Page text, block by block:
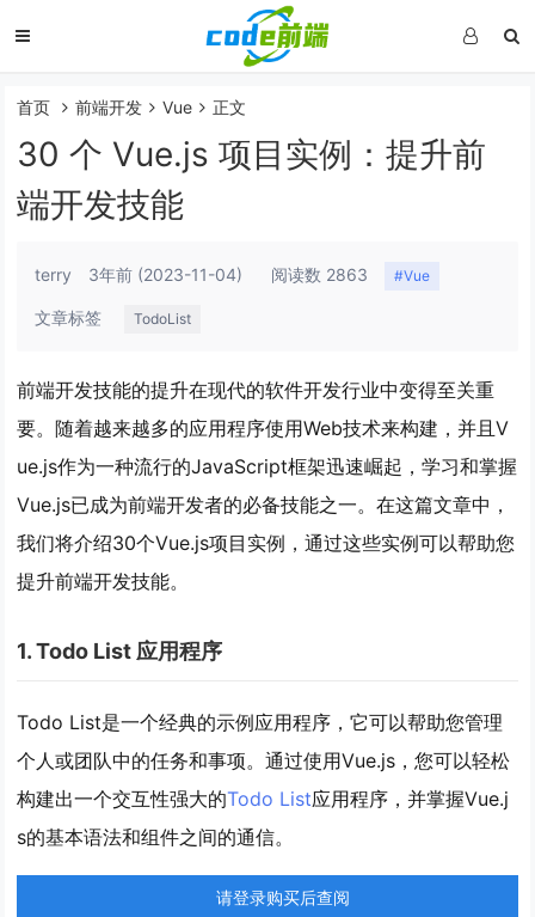
首页 前端开发 Vue 正文
30 个 Vue.js 项目实例：提升前
端开发技能
terry 3年前 (2023-11-04) 阅读数 2863 #Vue
文章标签 TodoList
前端开发技能的提升在现代的软件开发行业中变得至关重
要。随着越来越多的应用程序使用Web技术来构建，并且V
ue.js作为一种流行的JavaScript框架迅速崛起，学习和掌握
Vue.js已成为前端开发者的必备技能之一。在这篇文章中，
我们将介绍30个Vue.js项目实例，通过这些实例可以帮助您
提升前端开发技能。
1. Todo List 应用程序
Todo List是一个经典的示例应用程序，它可以帮助您管理
个人或团队中的任务和事项。通过使用Vue.js，您可以轻松
构建出一个交互性强大的Todo List应用程序，并掌握Vue.j
s的基本语法和组件之间的通信。
请登录购买后查阅